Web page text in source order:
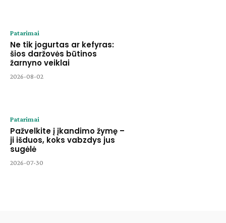
Patarimai
Ne tik jogurtas ar kefyras:
šios daržovės būtinos
žarnyno veiklai
2026-08-02
Patarimai
Pažvelkite į įkandimo žymę –
ji išduos, koks vabzdys jus
sugėlė
2026-07-30